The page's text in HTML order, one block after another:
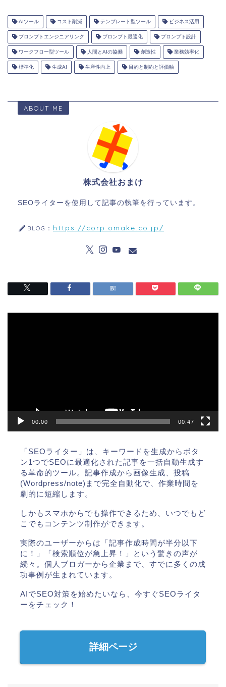
AIツール コスト削減 テンプレート型ツール ビジネス活用
プロンプトエンジニアリング プロンプト最適化 プロンプト設計
ワークフロー型ツール 人間とAIの協働 創造性 業務効率化
標準化 生成AI 生産性向上 目的と制約と評価軸
ABOUT ME
株式会社おまけ
SEOライターを使用して記事の執筆を行っています。
BLOG： https://corp.omake.co.jp/
00:00 00:47
「SEOライター」は、キーワードを生成からボタ
ン1つでSEOに最適化された記事を一括自動生成す
る革命的ツール。記事作成から画像生成、投稿
(Wordpress/note)まで完全自動化で、作業時間を
劇的に短縮します。
しかもスマホからでも操作できるため、いつでもど
こでもコンテンツ制作ができます。
実際のユーザーからは「記事作成時間が半分以下
に！」「検索順位が急上昇！」という驚きの声が
続々。個人ブロガーから企業まで、すでに多くの成
功事例が生まれています。
AIでSEO対策を始めたいなら、今すぐSEOライタ
ーをチェック！
詳細ページ